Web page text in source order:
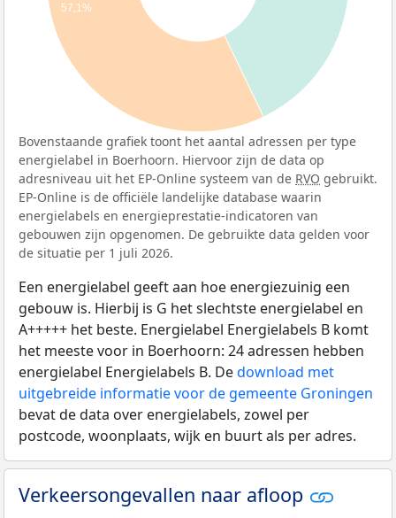
57,1%
Bovenstaande grafiek toont het aantal adressen per type
energielabel in Boerhoorn. Hiervoor zijn de data op
adresniveau uit het EP-Online systeem van de RVO gebruikt.
EP-Online is de officiële landelijke database waarin
energielabels en energieprestatie-indicatoren van
gebouwen zijn opgenomen. De gebruikte data gelden voor
de situatie per 1 juli 2026.
Een energielabel geeft aan hoe energiezuinig een
gebouw is. Hierbij is G het slechtste energielabel en
A+++++ het beste. Energielabel Energielabels B komt
het meeste voor in Boerhoorn: 24 adressen hebben
energielabel Energielabels B. Dedownload met
uitgebreide informatie voor de gemeente Groningen
bevat de data over energielabels, zowel per
postcode, woonplaats, wijk en buurt als per adres.
Verkeersongevallen naar afloop